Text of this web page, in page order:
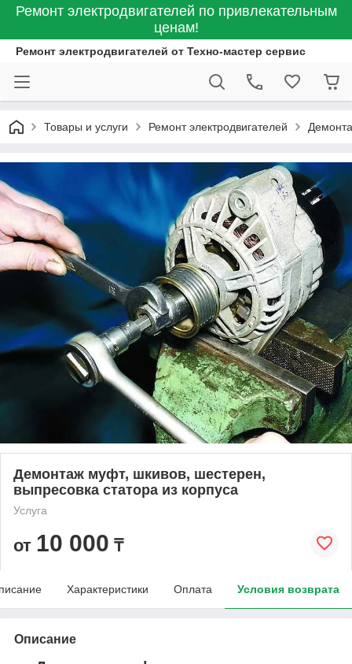
Ремонт электродвигателей по привлекательным
ценам!
Ремонт электродвигателей от Техно-мастер сервис
Товары и услуги Ремонт электродвигателей
Демонтаж муфт, шкивов, шестерен,
выпресовка статора из корпуса
Услуга
от 10 000 ₸
Характеристики Оплата Условия возврата
Описание